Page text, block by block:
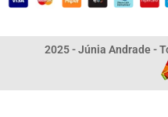
2025 - Júnia Andrade -